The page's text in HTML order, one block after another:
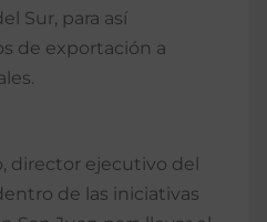
Sur, para así
de exportación a
director ejecutivo del
de las iniciativas